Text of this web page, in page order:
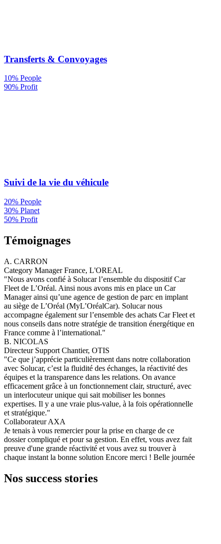
Transferts & Convoyages
10% People
90% Profit
Suivi de la vie du véhicule
20% People
30% Planet
50% Profit
Témoignages
A. CARRON
Category Manager France, L'OREAL
"Nous avons confié à Solucar l’ensemble du dispositif Car
Fleet de L’Oréal. Ainsi nous avons mis en place un Car
Manager ainsi qu’une agence de gestion de parc en implant
au siège de L’Oréal (MyL’OréalCar). Solucar nous
accompagne également sur l’ensemble des achats Car Fleet et
nous conseils dans notre stratégie de transition énergétique en
France comme à l’international."
B. NICOLAS
Directeur Support Chantier, OTIS
"Ce que j’apprécie particulièrement dans notre collaboration
avec Solucar, c’est la fluidité des échanges, la réactivité des
équipes et la transparence dans les relations. On avance
efficacement grâce à un fonctionnement clair, structuré, avec
un interlocuteur unique qui sait mobiliser les bonnes
expertises. Il y a une vraie plus-value, à la fois opérationnelle
et stratégique."
Collaborateur AXA
Je tenais à vous remercier pour la prise en charge de ce
dossier compliqué et pour sa gestion. En effet, vous avez fait
preuve d'une grande réactivité et vous avez su trouver à
chaque instant la bonne solution Encore merci ! Belle journée
Nos success stories